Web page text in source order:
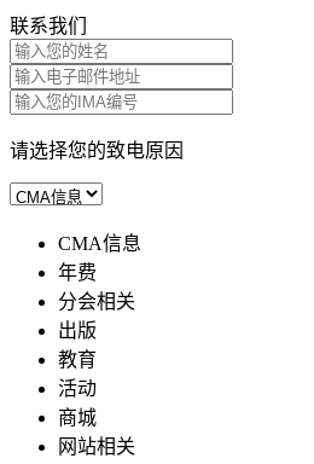
联系我们
请选择您的致电原因
CMA信息
年费
分会相关
出版
教育
活动
商城
网站相关